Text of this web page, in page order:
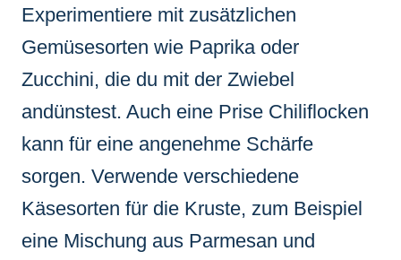
Experimentiere mit zusätzlichen
Gemüsesorten wie Paprika oder
Zucchini, die du mit der Zwiebel
andünstest. Auch eine Prise Chiliflocken
kann für eine angenehme Schärfe
sorgen. Verwende verschiedene
Käsesorten für die Kruste, zum Beispiel
eine Mischung aus Parmesan und